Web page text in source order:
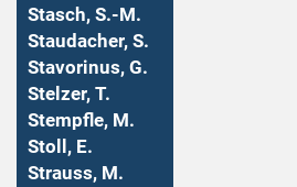
Stasch, S.-M.
Staudacher, S.
Stavorinus, G.
Stelzer, T.
Stempfle, M.
Stoll, E.
Strauss, M.